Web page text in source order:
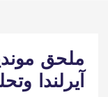
آيرلندا